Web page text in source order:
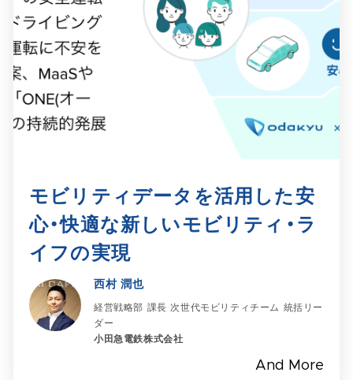
モビリティデータを活用した安
心・快適な新しいモビリティ・ラ
イフの実現​
西村 潤也
経営戦略部 課長 次世代モビリティチーム 統括リー
ダー
小田急電鉄株式会社
And More